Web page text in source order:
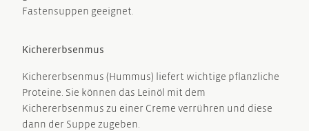
Fastensuppen geeignet.
Kichererbsenmus
Kichererbsenmus (Hummus) liefert wichtige pflanzliche
Proteine. Sie können das Leinöl mit dem
Kichererbsenmus zu einer Creme verrühren und diese
dann der Suppe zugeben.